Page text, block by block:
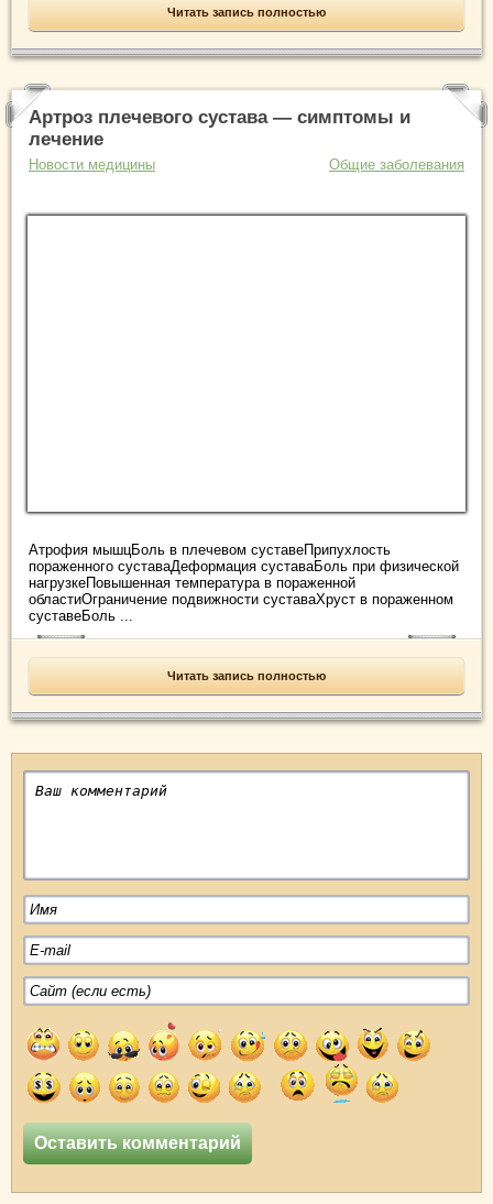
Читать запись полностью
Артроз плечевого сустава — симптомы и
лечение
Новости медицины Общие заболевания
Атрофия мышцБоль в плечевом суставеПрипухлость
пораженного суставаДеформация суставаБоль при физической
нагрузкеПовышенная температура в пораженной
областиОграничение подвижности суставаХруст в пораженном
суставеБоль ...
Читать запись полностью